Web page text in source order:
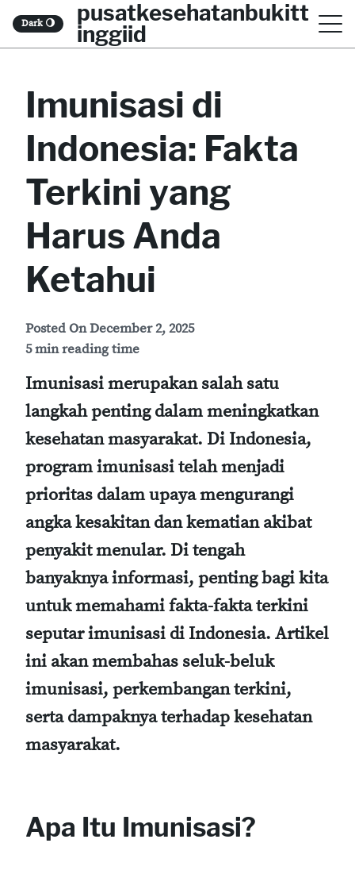
Dark 🌖 pusatkesehatanbukitt
inggiid
Imunisasi di
Indonesia: Fakta
Terkini yang
Harus Anda
Ketahui
Posted OnDecember 2, 2025
5 min reading time
Imunisasi merupakan salah satu
langkah penting dalam meningkatkan
kesehatan masyarakat. Di Indonesia,
program imunisasi telah menjadi
prioritas dalam upaya mengurangi
angka kesakitan dan kematian akibat
penyakit menular. Di tengah
banyaknya informasi, penting bagi kita
untuk memahami fakta-fakta terkini
seputar imunisasi di Indonesia. Artikel
ini akan membahas seluk-beluk
imunisasi, perkembangan terkini,
serta dampaknya terhadap kesehatan
masyarakat.
Apa Itu Imunisasi?